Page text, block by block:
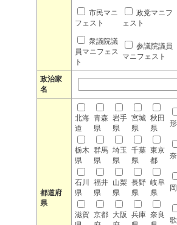
市民マニ
フェスト
政党マニフ
ェスト
衆議院議
員マニフェス
ト
参議院議員
マニフェスト
政治家
名
都道府
県
北海
道
青森
県
岩手
県
宮城
県
秋田
県
栃木
県
群馬
県
埼玉
県
千葉
県
東京
都
石川
県
福井
県
山梨
県
長野
県
岐阜
県
滋賀 京都 大阪
兵庫 奈良